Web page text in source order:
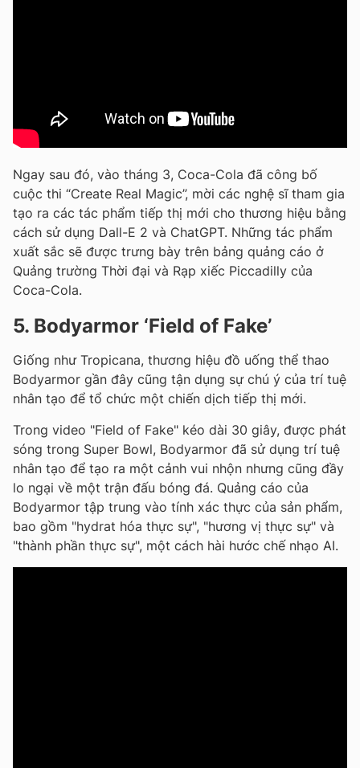
Ngay sau đó, vào tháng 3, Coca-Cola đã công bố
cuộc thi “Create Real Magic”, mời các nghệ sĩ tham gia
tạo ra các tác phẩm tiếp thị mới cho thương hiệu bằng
cách sử dụng Dall-E 2 và ChatGPT. Những tác phẩm
xuất sắc sẽ được trưng bày trên bảng quảng cáo ở
Quảng trường Thời đại và Rạp xiếc Piccadilly của
Coca-Cola.
5. Bodyarmor ‘Field of Fake’
Giống như Tropicana, thương hiệu đồ uống thể thao
Bodyarmor gần đây cũng tận dụng sự chú ý của trí tuệ
nhân tạo để tổ chức một chiến dịch tiếp thị mới.
Trong video "Field of Fake" kéo dài 30 giây, được phát
sóng trong Super Bowl, Bodyarmor đã sử dụng trí tuệ
nhân tạo để tạo ra một cảnh vui nhộn nhưng cũng đầy
lo ngại về một trận đấu bóng đá. Quảng cáo của
Bodyarmor tập trung vào tính xác thực của sản phẩm,
bao gồm "hydrat hóa thực sự", "hương vị thực sự" và
"thành phần thực sự", một cách hài hước chế nhạo AI.